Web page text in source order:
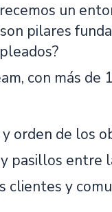
un
pilares
con más de
orden de los
pasillos entre
y